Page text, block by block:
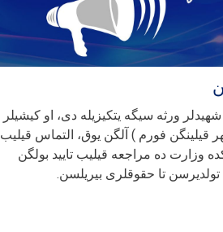
ورثه سیگه یتکیزیله دی، او کیشیلر
قیلینگن فورم ) آلگن یوق، التماس قیلیب
وزارت ده مراجعه قیلیب تایید بولگن
تا حقوقلری بیریلسن.